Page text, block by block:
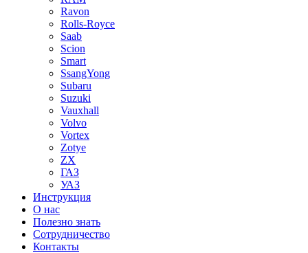
Ravon
Rolls-Royce
Saab
Scion
Smart
SsangYong
Subaru
Suzuki
Vauxhall
Volvo
Vortex
Zotye
ZX
ГАЗ
УАЗ
Инструкция
О нас
Полезно знать
Сотрудничество
Контакты